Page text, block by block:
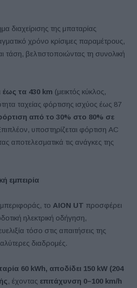
διαχείρισης της μπαταρίας
χρόνο κρίσιμες παραμέτρους,
τάση, βελτιστοποιώντας τη συνολική
έως τα 430 km (μεικτός κύκλος,
ταχείας φόρτισης ισχύος έως 87
από το 30% στο 80% σε
υποστηρίζεται φόρτιση AC
αποτελεσματικά τις ανάγκες της
εμπειρία
το AION UT προσφέρει
ηλεκτρική οδήγηση,
τόσο στις απαιτήσεις της
διαδρομές.
60 kWh, αποδίδει 150 kW (204
, έχοντας επιτάχυνση 0–100 km/h